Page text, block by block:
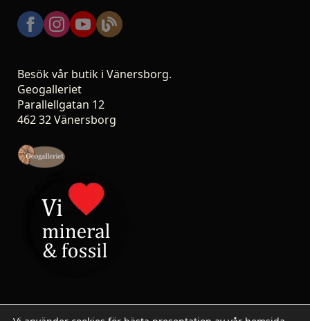
Besök vår butik i Vänersborg.
Geogalleriet
Parallellgatan 12
462 32 Vänersborg